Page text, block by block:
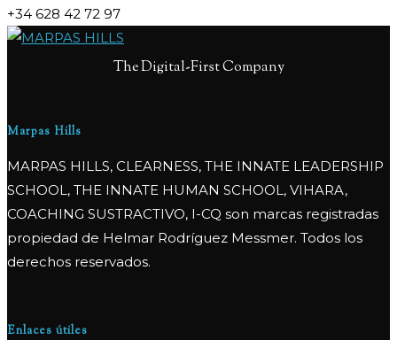
+34 628 42 72 97
The Digital-First Company
Marpas Hills
MARPAS HILLS, CLEARNESS, THE INNATE LEADERSHIP
SCHOOL, THE INNATE HUMAN SCHOOL, VIHARA,
COACHING SUSTRACTIVO, I-CQ son marcas registradas
propiedad de Helmar Rodríguez Messmer. Todos los
derechos reservados.
Enlaces útiles